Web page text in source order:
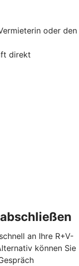
oder den
direkt
an Ihre R+V-
können Sie